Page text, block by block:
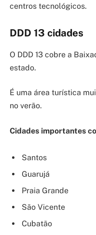
centros tecnológicos.
DDD 13 cidades
O DDD 13 cobre a
estado.
É uma área turística
no verão.
Cidades importantes
Santos
Guarujá
Praia Grande
São Vicente
Cubatão